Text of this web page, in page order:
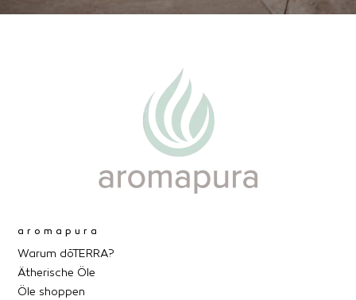
aromapura
Warum dōTERRA?
Ätherische Öle
Öle shoppen